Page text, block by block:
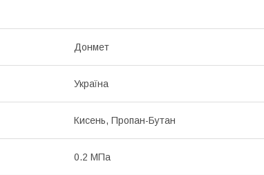
Донмет
Україна
Кисень, Пропан-Бутан
0.2 МПа